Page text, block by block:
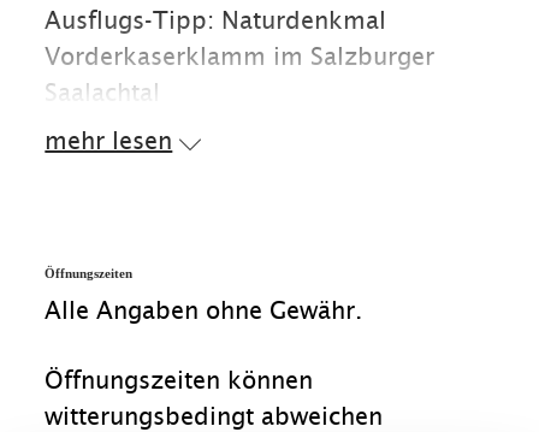
Ausflugs-Tipp: Naturdenkmal
Vorderkaserklamm im Salzburger
Saalachtal
mehr lesen
Öffnungszeiten
Alle Angaben ohne Gewähr.
Öffnungszeiten können
witterungsbedingt abweichen